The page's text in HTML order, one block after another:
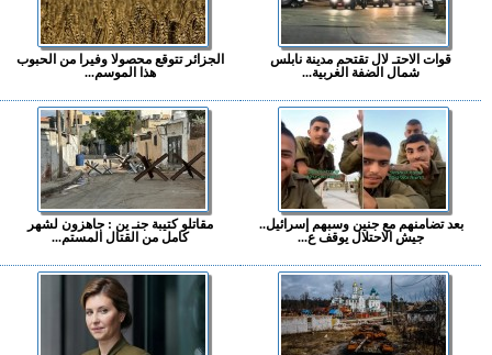
قوات الاحتـ لال تقتحم مدينة نابلس
شمال الضفة الغربية...
الجزائر تتوقع محصولا وفيرا من الحبوب
هذا الموسم...
بعد تضامنهم مع جنين وسبهم إسرائيل..
جيش الاحتلال يوقف ع...
مقاتلو كتيبة جنـ ين : جاهزون لشهر
كامل من القتال المستم...